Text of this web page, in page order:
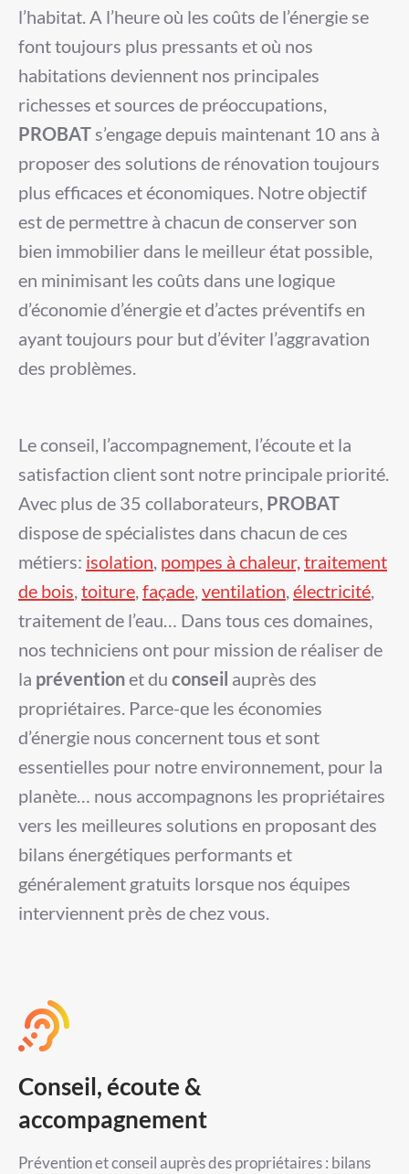
l’habitat. A l’heure où les coûts de l’énergie se
font toujours plus pressants et où nos
habitations deviennent nos principales
richesses et sources de préoccupations,
PROBAT s’engage depuis maintenant 10 ans à
proposer des solutions de rénovation toujours
plus efficaces et économiques. Notre objectif
est de permettre à chacun de conserver son
bien immobilierdans le meilleur état possible,
en minimisant les coûts dans une logique
d’économie d’énergie et d’actes préventifs en
ayant toujours pour but d’éviter l’aggravation
des problèmes.
Le conseil, l’accompagnement, l’écoute et la
satisfaction client sont notre principale priorité.
Avec plus de 35 collaborateurs, PROBAT
dispose de spécialistes dans chacun de ces
métiers: isolation, pompes à chaleur,traitement
de bois, toiture, façade, ventilation, électricité,
traitement de l’eau… Dans tous ces domaines,
nos techniciens ont pour mission de réaliser de
la préventionet du conseil auprès des
propriétaires. Parce-que les économies
d’énergie nous concernent tous et sont
essentielles pour notre environnement, pour la
planète… nous accompagnons les propriétaires
vers les meilleures solutions en proposant des
bilans énergétiques performants et
généralement gratuits lorsque nos équipes
interviennent près de chez vous.
Conseil, écoute &
accompagnement
Prévention et conseil auprès des propriétaires : bilans